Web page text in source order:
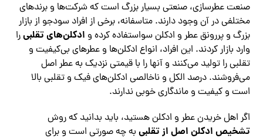
صنعت عطرسازی، صنعتی بسیار بزرگ است که شرکت‌ها و برندهای
مختلفی در آن وجود دارند. متاسفانه، برخی از افراد سودجو از بازار
بزرگ و پررونق عطر و ادکلن سواستفاده کرده و ادکلن‌های تقلبیرا
وارد بازار کردند. این افراد، انواع ادکلن‌ها و عطرهای بی‌کیفیت و
تقلبی را تولید می‌کنند و آنها را با قیمتی نزدیک به عطر اصل
می‌فروشند. درصد الکل و ناخالصی ادکلن‌های فیک و تقلبی بالا
است و کیفیت و ماندگاری خوبی ندارند.
اگر اهل خریدن عطر و ادکلن هستید، باید بدانید که روش
تشخیص ادکلن اصل از تقلبی به چه صورتی است و برای